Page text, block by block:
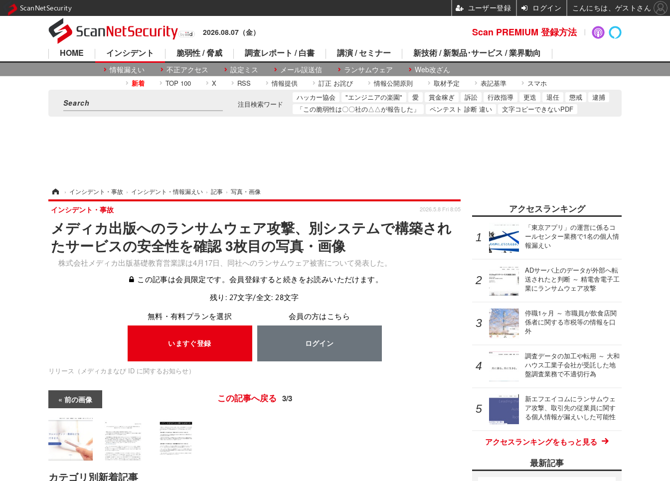
2026.08.07（金）
HOME インシデント
情報漏えい 不正アクセス 設定ミス メール誤送信 ランサムウェア Web改ざん
脆弱性 / 脅威 調査レポート / 白書 講演 / セミナー 新技術 / 新製品･サービス / 業界動向
新着 TOP 100 X RSS 情報提供 訂正 お詫び 情報公開原則 取材予定 表記基準 スマホ
注目検索ワード
ハッカー協会 "エンジニアの楽園" 愛 賞金稼ぎ 訴訟 行政指導 更迭 退任 懲戒
逮捕
「この脆弱性は〇〇社の△△が報告した」
ペンテスト 診断 違い 文字コピーできないPDF
› インシデント・事故 › インシデント・情報漏えい › 記事 › 写真・画像
メディカ出版へのランサムウェア攻撃、別システムで構築され
たサービスの安全性を確認 3枚目の写真・画像
株式会社メディカ出版基礎教育営業課は4月17日、同社へのランサムウェア被害について発表した。
インシデント・事故 2026.5.8 Fri 8:05
この記事は会員限定です。会員登録すると続きをお読みいただけます。
残り: 27文字/全文: 28文字
無料・有料プランを選択
いますぐ登録
会員の方はこちら
ログイン
リリース（メディカまなび ID に関するお知らせ）
前の画像 この記事へ戻る 3/3
カテゴリ別新着記事
アクセスランキング
「東京アプリ」の運営に係るコ
ールセンター業務で1名の個人情
報漏えい
ADサーバ上のデータが外部へ転
送されたと判断 ～ 精電舎電子工
業にランサムウェア攻撃
停職1ヶ月 ～ 市職員が飲食店関
係者に関する市税等の情報を口
外
調査データの加工や転用 ～ 大和
ハウス工業子会社が受託した地
盤調査業務で不適切行為
新エフエイコムにランサムウェ
ア攻撃、取引先の従業員に関す
る個人情報が漏えいした可能性
アクセスランキングをもっと見る
最新記事
Scan PREMIUM 登録方法
ScanNetSecurity ユーザー登録 ログイン こんにちは、ゲストさん